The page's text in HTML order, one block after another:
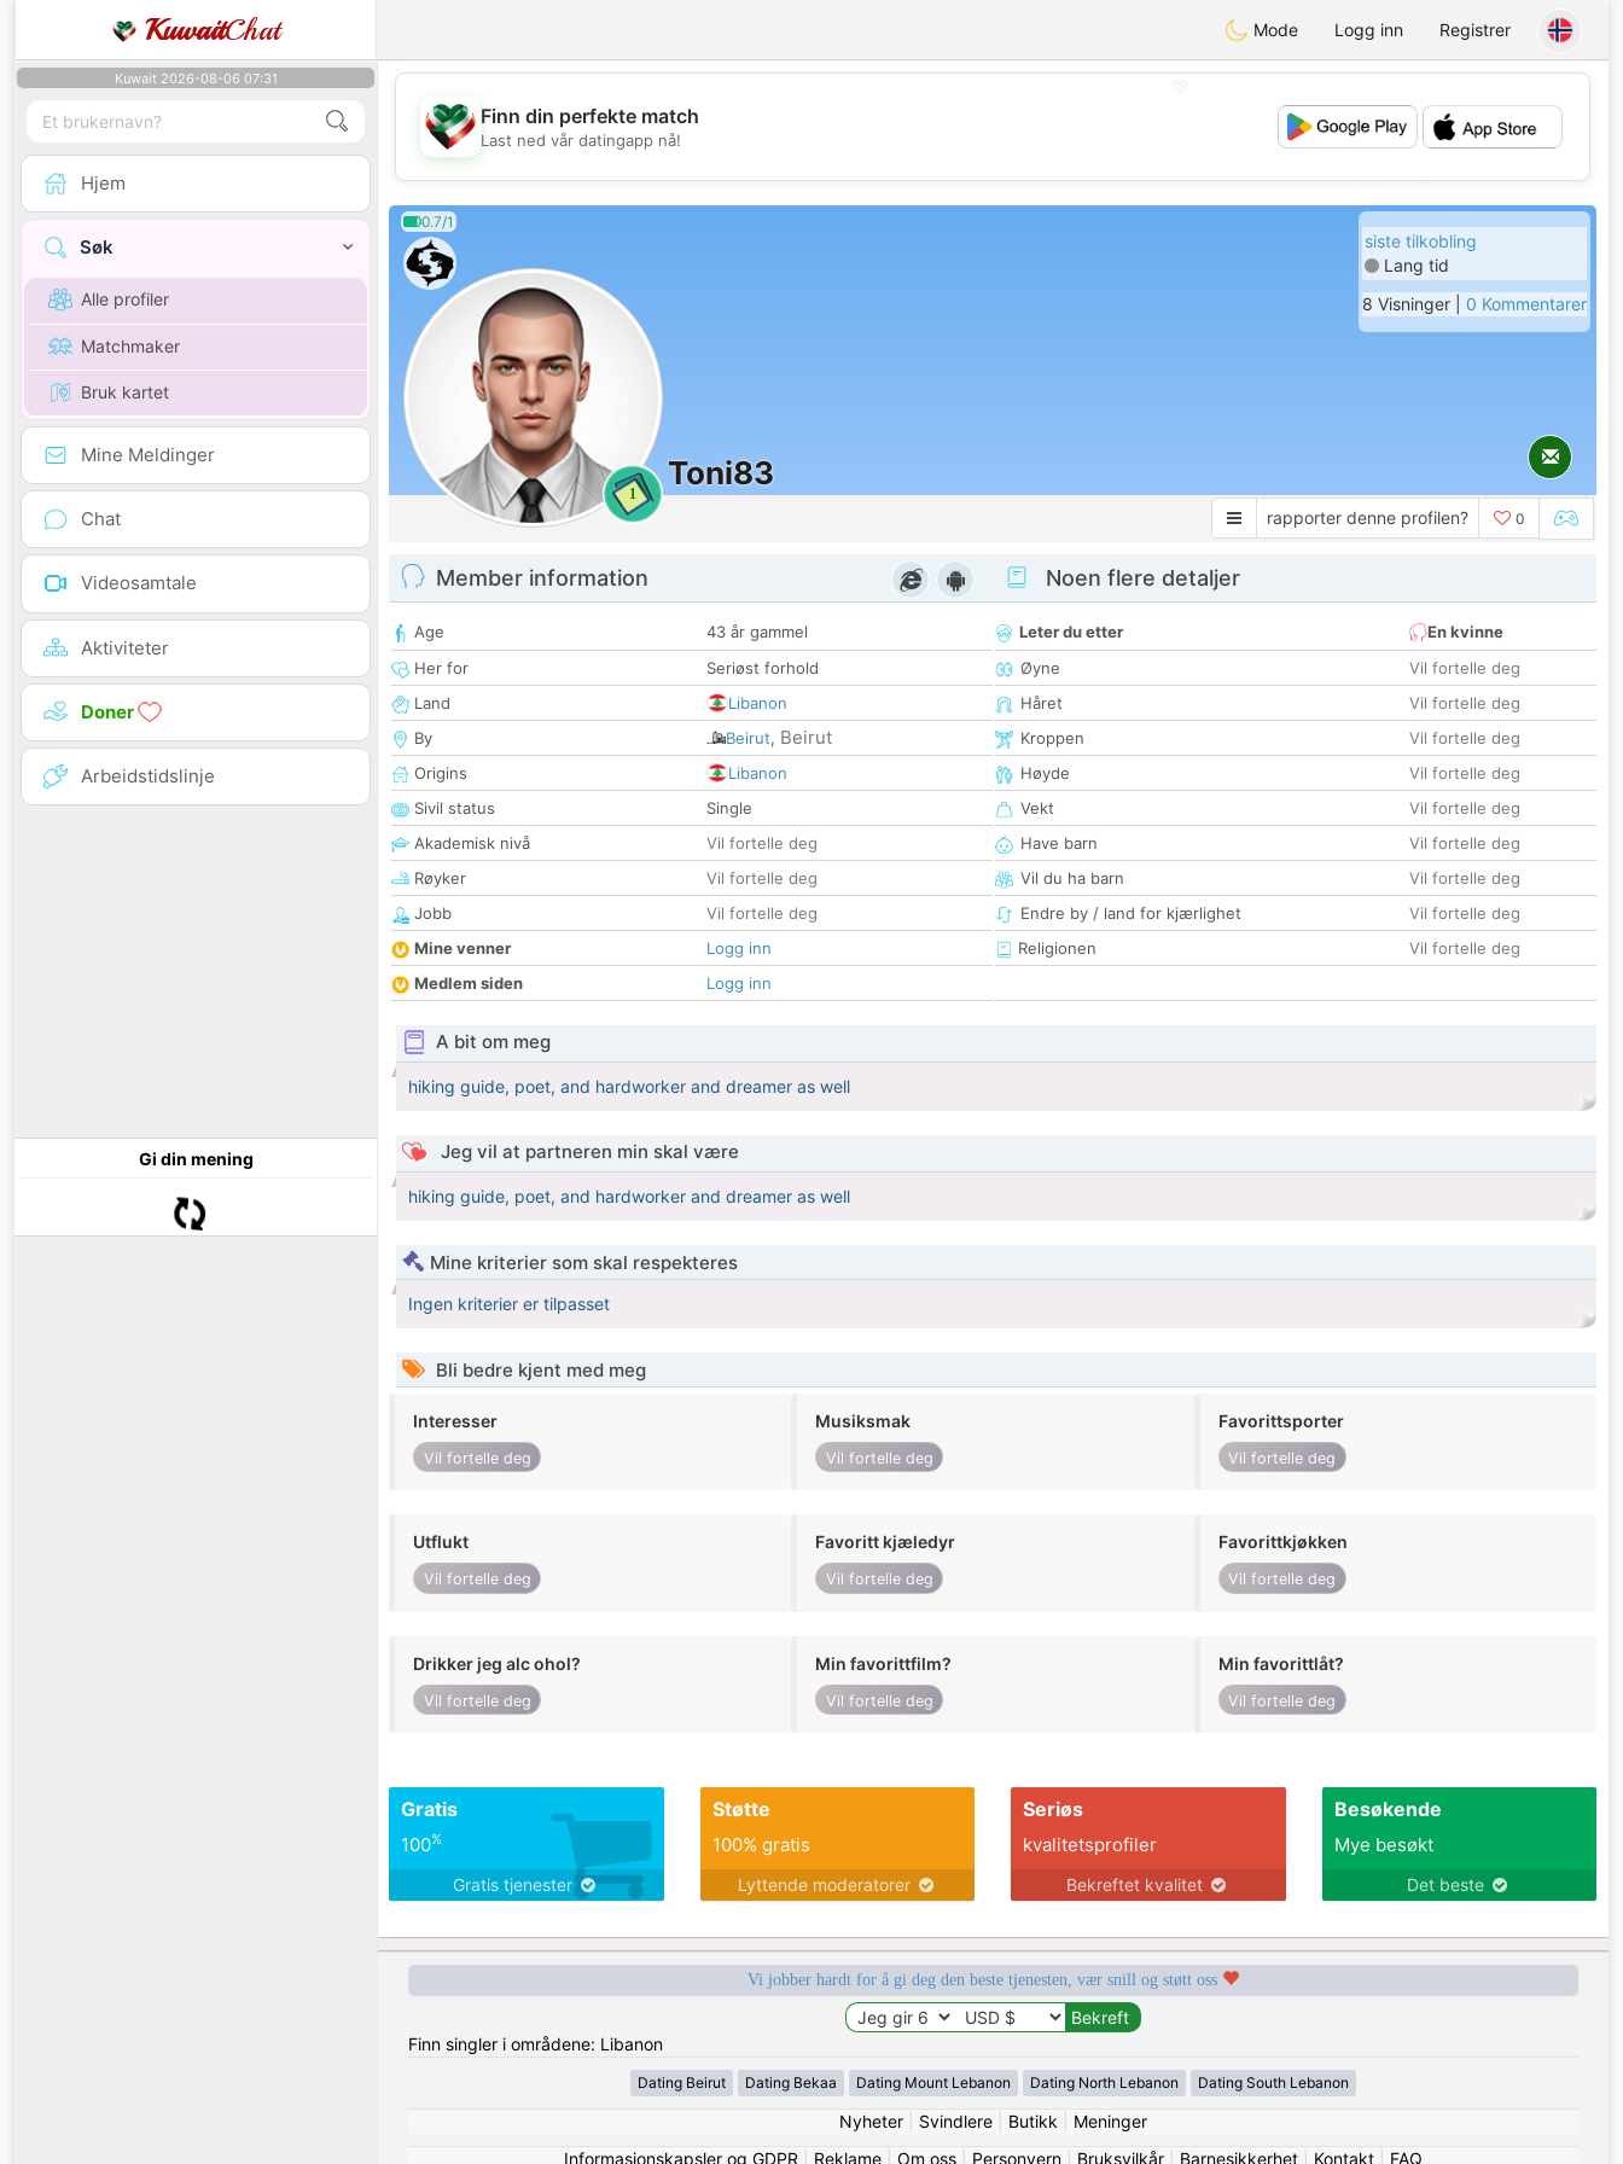
KuwaitChat Mode Logg inn Registrer
Kuwait 2026-08-06 07:31
Hjem
Søk
Alle profiler
Matchmaker
Bruk kartet
Mine Meldinger
Chat
Videosamtale
Aktiviteter
Doner
Arbeidstidslinje
Gi din mening
💖
💕
💕
Finn din perfekte match
Last ned vår datingapp nå!
0.7/1
1
Toni83
siste tilkobling
Lang tid
8 Visninger | 0 Kommentarer
rapporter denne profilen? 0
Member information
Age
43 år gammel
Her for
Seriøst forhold
Land
Libanon
By
Beirut, Beirut
Origins
Libanon
Sivil status
Single
Akademisk nivå
Vil fortelle deg
Røyker
Vil fortelle deg
Jobb
Vil fortelle deg
Mine venner
Logg inn
Medlem siden
Logg inn
Noen flere detaljer
Leter du etter
En kvinne
Øyne
Vil fortelle deg
Håret
Vil fortelle deg
Kroppen
Vil fortelle deg
Høyde
Vil fortelle deg
Vekt
Vil fortelle deg
Have barn
Vil fortelle deg
Vil du ha barn
Vil fortelle deg
Endre by / land for kjærlighet
Vil fortelle deg
Religionen
Vil fortelle deg
A bit om meg
hiking guide, poet, and hardworker and dreamer as well
Jeg vil at partneren min skal være
hiking guide, poet, and hardworker and dreamer as well
Mine kriterier som skal respekteres
Ingen kriterier er tilpasset
Bli bedre kjent med meg
Interesser
Vil fortelle deg
Musiksmak
Vil fortelle deg
Favorittsporter
Vil fortelle deg
Utflukt
Vil fortelle deg
Favoritt kjæledyr
Vil fortelle deg
Favorittkjøkken
Vil fortelle deg
Drikker jeg alc ohol?
Vil fortelle deg
Min favorittfilm?
Vil fortelle deg
Min favorittlåt?
Vil fortelle deg
Gratis
100%
Gratis tjenester
Støtte
100% gratis
Lyttende moderatorer
Seriøs
kvalitetsprofiler
Bekreftet kvalitet
Besøkende
Mye besøkt
Det beste
Vi jobber hardt for å gi deg den beste tjenesten, vær snill og støtt oss
Finn singler i områdene: Libanon
Dating Beirut Dating Bekaa Dating Mount Lebanon Dating North Lebanon Dating South Lebanon
Nyheter| Svindlere| Butikk
Meninger
Informasjonskapsler og GDPR
Reklame| Om oss| Personvern| Bruksvilkår| Barnesikkerhet| Kontakt| FAQ